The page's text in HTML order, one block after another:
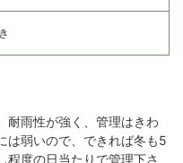
耐雨性が強く、管理はきわ
は弱いので、できれば冬も5
程度の日当たりで管理下さ